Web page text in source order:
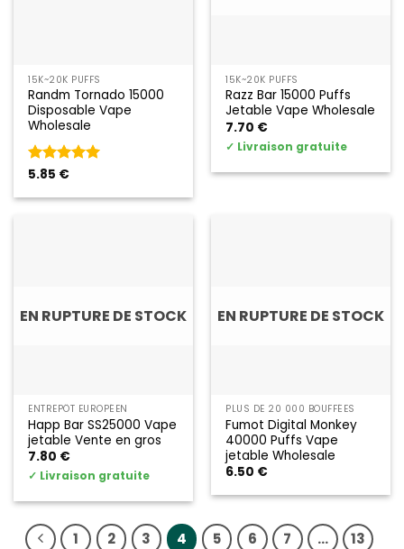
15K~20K PUFFS
Randm Tornado 15000
Disposable Vape
Wholesale
Rated5
5.85 €
15K~20K PUFFS
Razz Bar 15000 Puffs
Jetable Vape Wholesale
7.70 €
✓ Livraison gratuite
EN RUPTURE DE STOCK
ENTREPÔT EUROPÉEN
Happ Bar SS25000 Vape
jetable Vente en gros
7.80 €
✓ Livraison gratuite
EN RUPTURE DE STOCK
PLUS DE 20 000 BOUFFÉES
Fumot Digital Monkey
40000 Puffs Vape
jetable Wholesale
6.50 €
1 2 3 4 5 6 7 …
13